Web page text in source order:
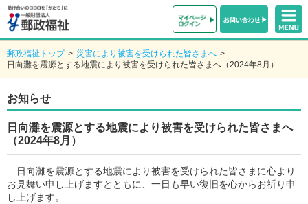
郵政福祉トップ > 災害により被害を受けられた皆さまへ >
日向灘を震源とする地震により被害を受けられた皆さまへ（2024年8月）
お知らせ
日向灘を震源とする地震により被害を受けられた皆さまへ
（2024年8月）
日向灘を震源とする地震により被害を受けられた皆さまに心より
お見舞い申し上げますとともに、一日も早い復旧を心からお祈り申
し上げます。